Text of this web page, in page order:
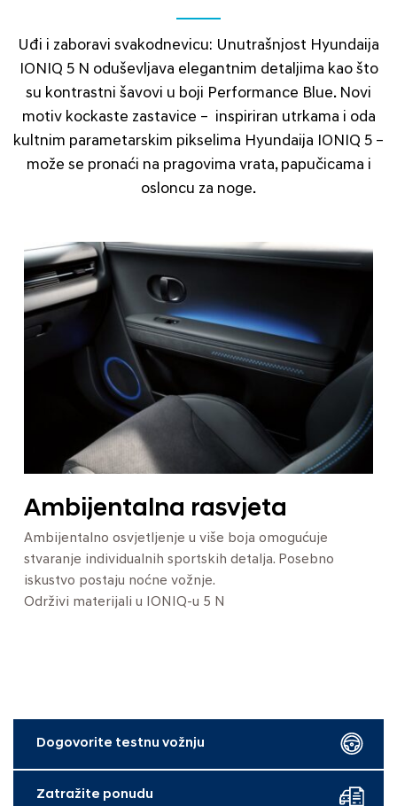
Uđi i zaboravi svakodnevicu: Unutrašnjost Hyundaija
IONIQ 5 N oduševljava elegantnim detaljima kao što
su kontrastni šavovi u boji Performance Blue. Novi
motiv kockaste zastavice – inspiriran utrkama i oda
kultnim parametarskim pikselima Hyundaija IONIQ 5 –
može se pronaći na pragovima vrata, papučicama i
osloncu za noge.
Ambijentalna rasvjeta
Ambijentalno osvjetljenje u više boja omogućuje
stvaranje individualnih sportskih detalja. Posebno
iskustvo postaju noćne vožnje.
Održivi materijali u IONIQ-u 5 N
Dogovorite testnu vožnju
Zatražite ponudu